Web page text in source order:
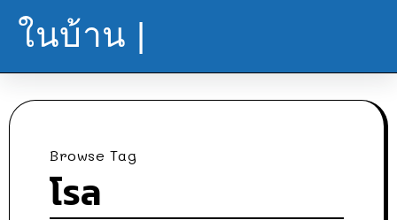
ในบ้าน |
Browse Tag
โรล